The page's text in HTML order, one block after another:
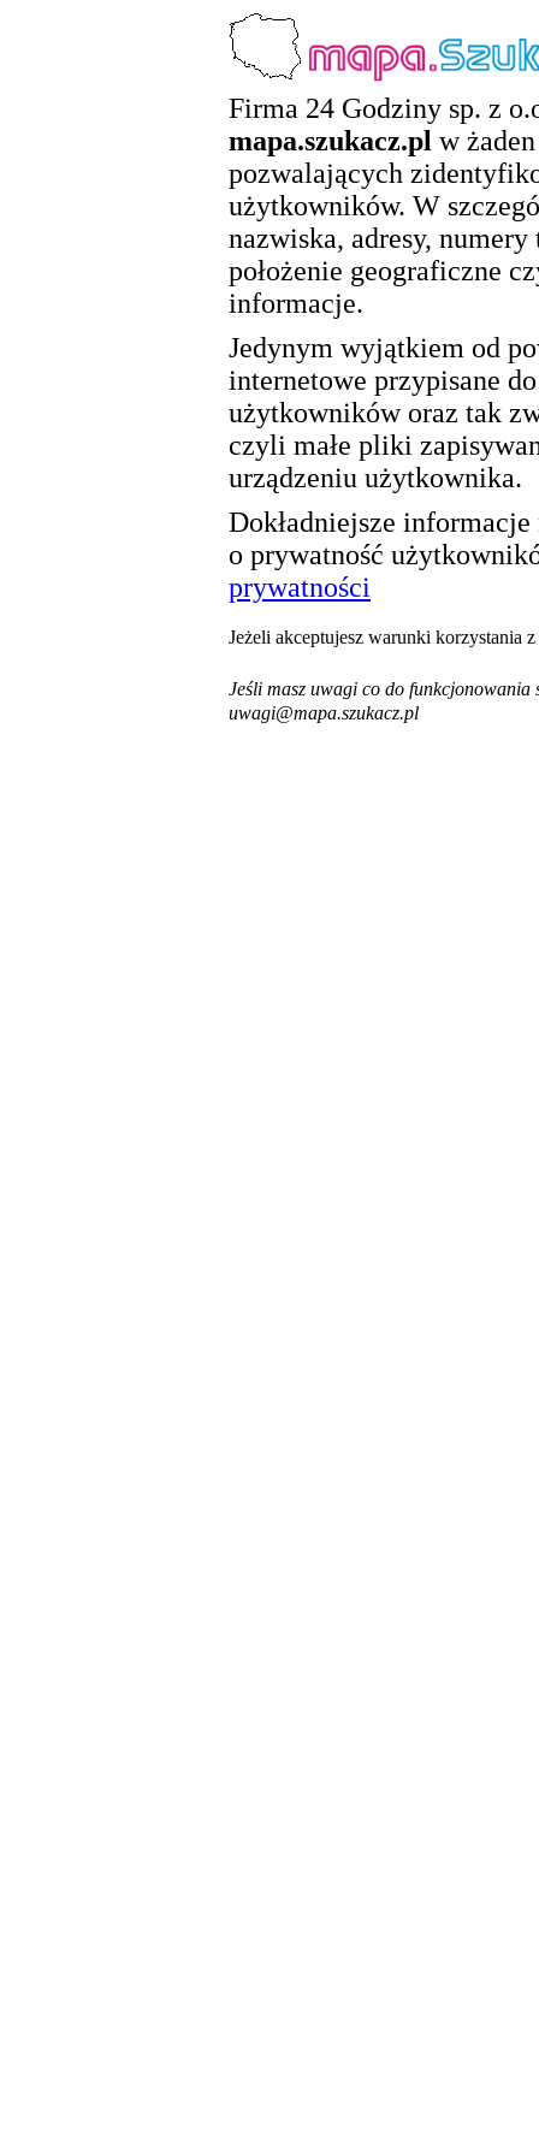
Firma 24 Godziny sp. z
mapa.szukacz.pl w
pozwalających
użytkowników. W
nazwiska, adresy,
położenie geograficzne
informacje.
Jedynym wyjątkiem od
internetowe przypisane
użytkowników oraz tak
czyli małe pliki
urządzeniu użytkownika.
Dokładniejsze
o prywatność
prywatności
Jeżeli akceptujesz warunki korzystania
Jeśli masz uwagi co do funkcjonowania
uwagi@mapa.szukacz.pl